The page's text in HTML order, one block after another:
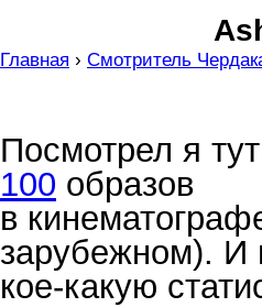
Главная › Смотритель
Посмотрел я
100 образов
в
зарубежном). И
кое-какую